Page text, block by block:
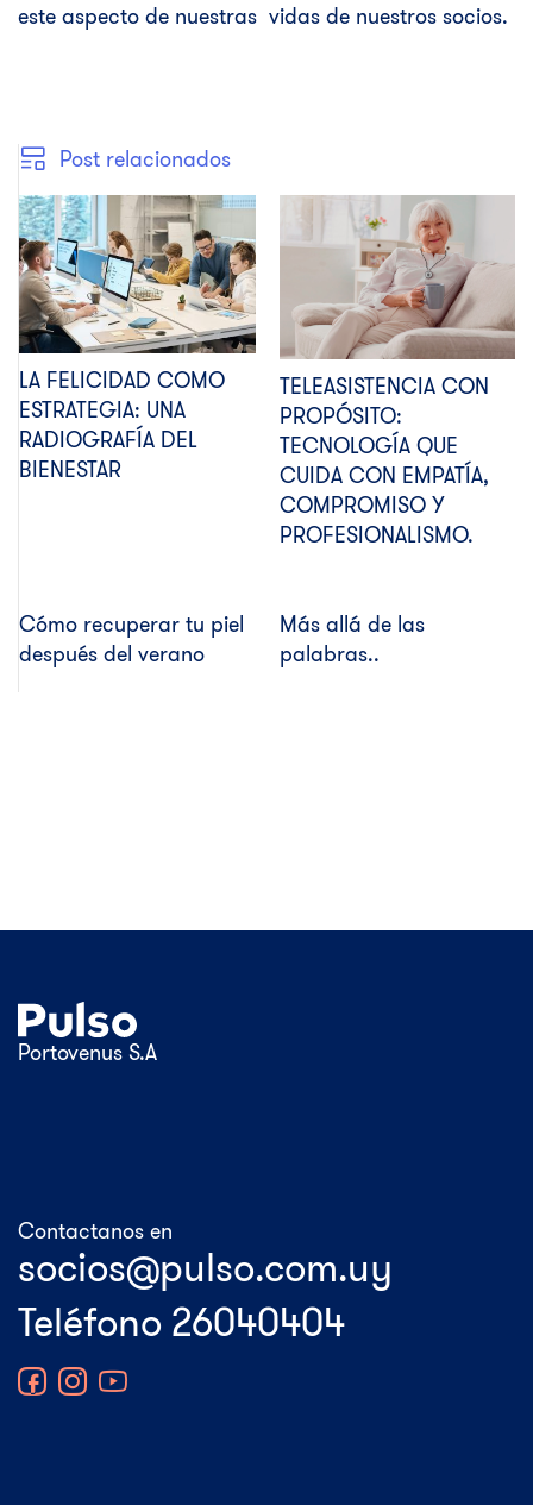
este aspecto de nuestras vidas de nuestros socios.
Post relacionados
LA FELICIDAD COMO
ESTRATEGIA: UNA
RADIOGRAFÍA DEL
BIENESTAR
TELEASISTENCIA CON
PROPÓSITO:
TECNOLOGÍA QUE
CUIDA CON EMPATÍA,
COMPROMISO Y
PROFESIONALISMO.
Cómo recuperar tu piel
después del verano
Más allá de las
palabras..
Portovenus S.A
Contactanos en
Teléfono 26040404